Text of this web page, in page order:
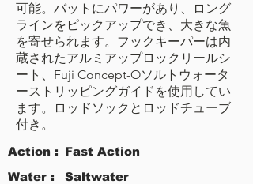
可能。バットにパワーがあり、ロング
ラインをピックアップでき、大きな魚
を寄せられます。フックキーパーは内
蔵されたアルミアップロックリールシ
ート、Fuji Concept-Oソルトウォータ
ーストリッピングガイドを使用してい
ます。ロッドソックとロッドチューブ
付き。
Action : Fast Action
Water :
Saltwater